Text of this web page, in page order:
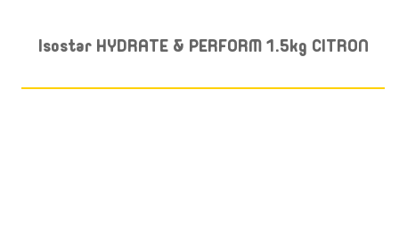
Isostar HYDRATE & PERFORM 1.5kg CITRON